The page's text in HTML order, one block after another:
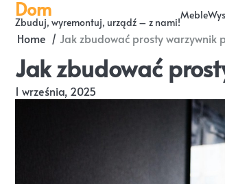
Skip
content
Dom
Zbuduj, wyremontuj, urządź – z nami!
Meble
Home Jak zbudować prosty warzywnik
Jak zbudować
1 września, 2025